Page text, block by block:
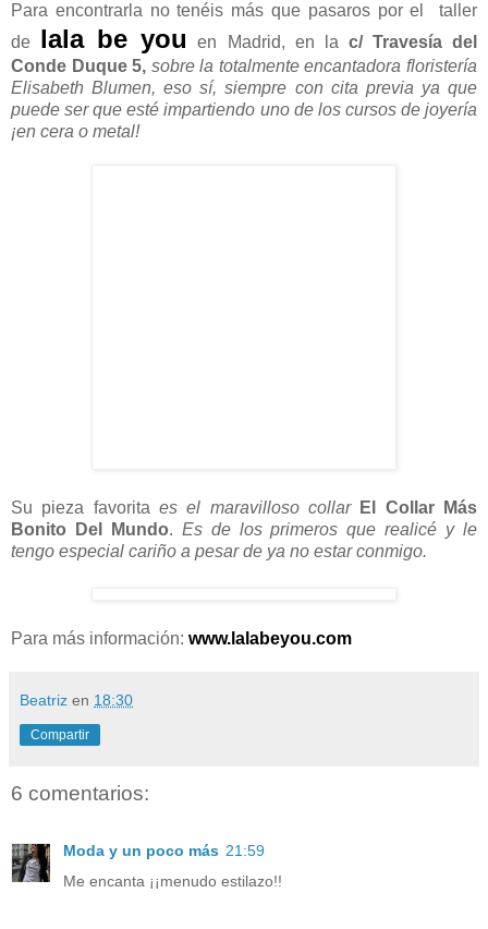
Para encontrarla no tenéis más que pasaros por el taller
de lala be you en Madrid, en la c/ Travesía del
Conde Duque 5, sobre la totalmente encantadora floristería
Elisabeth Blumen, eso sí, siempre con cita previa ya que
puede ser que esté impartiendo uno de los cursos de joyería
¡en cera o metal!
Su pieza favorita es el maravilloso collar
El Collar Más
Bonito Del Mundo. Es de los primeros que realicé y le
tengo especial cariño a pesar de ya no estar conmigo.
Para más información: www.lalabeyou.com
Beatriz en 18:30
Compartir
6 comentarios:
Moda y un poco más 21:59
Me encanta ¡¡menudo estilazo!!